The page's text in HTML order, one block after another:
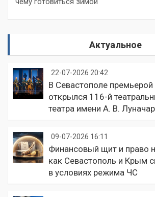
Актуальное
22-07-2026 20:42
В Севастополе премьерой
открылся 116-й
театра имени А. В.
09-07-2026 16:11
Финансовый щит и право
как Севастополь и Крым
в условиях режима ЧС